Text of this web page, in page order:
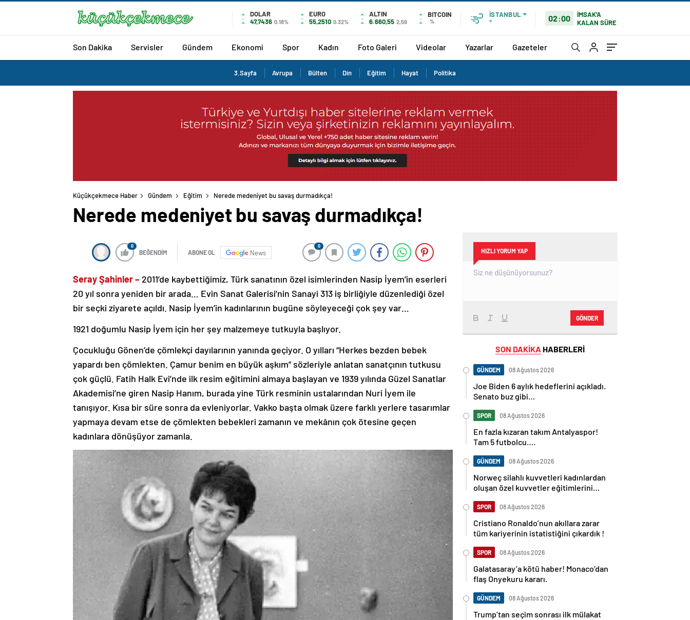
DOLAR
47,7436 0.18%
EURO
55,2510 0.32%
ALTIN
6.660,55 2,59
BITCOIN
%
İSTANBUL
°
02:00
İMSAK'A
KALAN SÜRE
Son Dakika Servisler Gündem Ekonomi Spor Kadın Foto Galeri Videolar Yazarlar Gazeteler
3.Sayfa Avrupa Bülten Din Eğitim Hayat Politika
Küçükçekmece Haber Gündem Eğitim Nerede medeniyet bu savaş durmadıkça!
Nerede medeniyet bu savaş durmadıkça!
0
BEĞENDİM ABONE OL News
0
Seray Şahinler – 2011’de kaybettiğimiz, Türk sanatının özel isimlerinden Nasip İyem’in eserleri
20 yıl sonra yeniden bir arada… Evin Sanat Galerisi’nin Sanayi 313 iş birliğiyle düzenlediği özel
bir seçki ziyarete açıldı. Nasip İyem’in kadınlarının bugüne söyleyeceği çok şey var…
1921 doğumlu Nasip İyem için her şey malzemeye tutkuyla başlıyor.
Çocukluğu Gönen’de çömlekçi dayılarının yanında geçiyor. O yılları “Herkes bezden bebek
yapardı ben çömlekten. Çamur benim en büyük aşkım” sözleriyle anlatan sanatçının tutkusu
çok güçlü. Fatih Halk Evi’nde ilk resim eğitimini almaya başlayan ve 1939 yılında Güzel Sanatlar
Akademisi’ne giren Nasip Hanım, burada yine Türk resminin ustalarından Nuri İyem ile
tanışıyor. Kısa bir süre sonra da evleniyorlar. Vakko başta olmak üzere farklı yerlere tasarımlar
yapmaya devam etse de çömlekten bebekleri zamanın ve mekânın çok ötesine geçen
kadınlara dönüşüyor zamanla.
HIZLI YORUM YAP
GÖNDER
SON DAKİKA HABERLERİ
GÜNDEM 08 Ağustos 2026
Joe Biden 6 aylık hedeflerini açıkladı.
Senato buz gibi…
SPOR 08 Ağustos 2026
En fazla kızaran takım Antalyaspor!
Tam 5 futbolcu….
GÜNDEM 08 Ağustos 2026
Norweç silahlı kuvvetleri kadınlardan
oluşan özel kuvvetler eğitimlerini
SPOR 08 Ağustos 2026
Cristiano Ronaldo’nun akıllara zarar
tüm kariyerinin istatistiğini çıkardık !
SPOR 08 Ağustos 2026
Galatasaray’a kötü haber! Monaco’dan
flaş Onyekuru kararı.
GÜNDEM 08 Ağustos 2026
Trump’tan seçim sonrası ilk mülakat